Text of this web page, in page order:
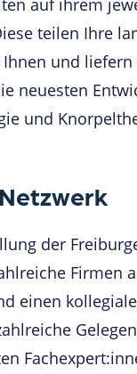
auf ihrem
teilen Ihre
und
neuesten
und
Netzwerk
der
Firmen
einen